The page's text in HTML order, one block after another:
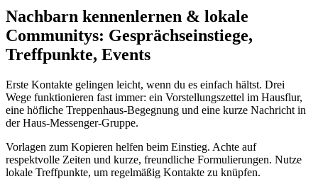
Nachbarn kennenlernen & lokale
Communitys: Gesprächseinstiege,
Treffpunkte, Events
Erste Kontakte gelingen leicht, wenn du es einfach hältst. Drei
Wege funktionieren fast immer: ein Vorstellungszettel im Hausflur,
eine höfliche Treppenhaus‑Begegnung und eine kurze Nachricht in
der Haus‑Messenger‑Gruppe.
Vorlagen zum Kopieren helfen beim Einstieg. Achte auf
respektvolle Zeiten und kurze, freundliche Formulierungen. Nutze
lokale Treffpunkte, um regelmäßig Kontakte zu knüpfen.